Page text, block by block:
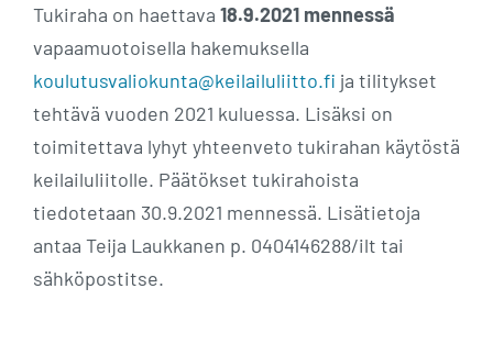
Tukiraha on haettava 18.9.2021 mennessä
vapaamuotoisella hakemuksella
koulutusvaliokunta@keilailuliitto.fi ja tilitykset
tehtävä vuoden 2021 kuluessa. Lisäksi on
toimitettava lyhyt yhteenveto tukirahan käytöstä
keilailuliitolle. Päätökset tukirahoista
tiedotetaan 30.9.2021 mennessä. Lisätietoja
antaa Teija Laukkanen p. 0404146288/ilt tai
sähköpostitse.